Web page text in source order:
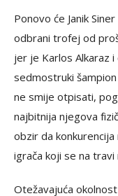
Ponovo će Janik
odbrani trofej od
jer je Karlos Alkaraz
sedmostruki
ne smije otpisati,
najbitnija njegova
obzir da
igrača koji se na travi
Otežavajuća